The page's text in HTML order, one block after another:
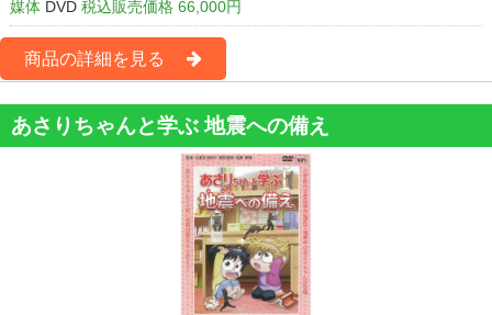
媒体 DVD 税込販売価格 66,000円
商品の詳細を見る
あさりちゃんと学ぶ 地震への備え